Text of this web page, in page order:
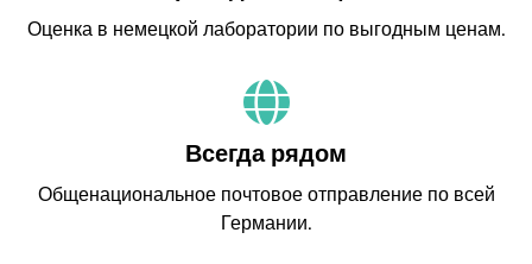
Оценка в немецкой лаборатории по выгодным ценам.
Всегда рядом
Общенациональное почтовое отправление по всей
Германии.